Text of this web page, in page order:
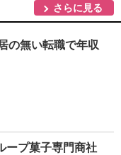
さらに見る
の無い転職で年収
ープ菓子専門商社